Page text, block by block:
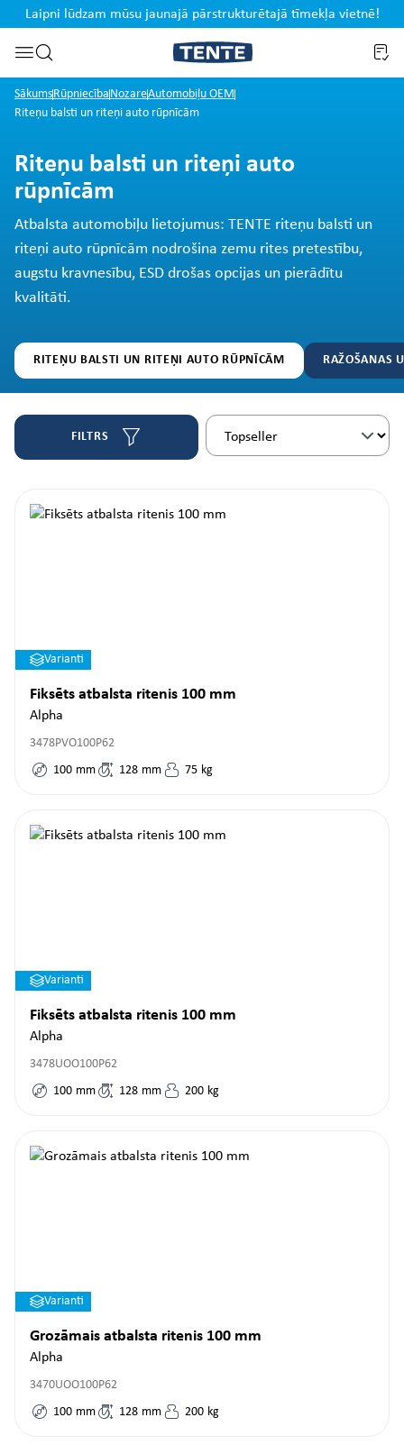
Pāriet uz meklēšanu
Laipni lūdzam mūsu jaunajā pārstrukturētajā tīmekļa vietnē!
SākumsRūpniecība NozareAutomobiļu OEM
Riteņu balsti un riteņi auto rūpnīcām
Riteņu balsti un riteņi auto
rūpnīcām
Atbalsta automobiļu lietojumus: TENTE riteņu balsti un
riteņi auto rūpnīcām nodrošina zemu rites pretestību,
augstu kravnesību, ESD drošas opcijas un pierādītu
kvalitāti.
RITEŅU BALSTI UN RITEŅI AUTO RŪPNĪCĀM RAŽOŠANAS
FILTRS
Varianti
Fiksēts atbalsta ritenis 100 mm
Alpha
3478PVO100P62
100 mm 128 mm 75 kg
Varianti
Fiksēts atbalsta ritenis 100 mm
Alpha
3478UOO100P62
100 mm 128 mm 200 kg
Varianti
Grozāmais atbalsta ritenis 100 mm
Alpha
3470UOO100P62
100 mm 128 mm 200 kg